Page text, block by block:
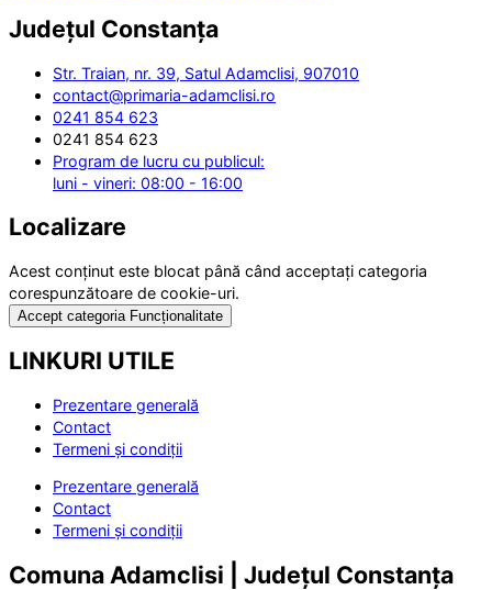
Județul Constanța
Str. Traian, nr. 39, Satul Adamclisi, 907010
contact@primaria-adamclisi.ro
0241 854 623
0241 854 623
Program de lucru cu publicul:
luni - vineri: 08:00 - 16:00
Localizare
Acest conținut este blocat până când acceptați categoria
corespunzătoare de cookie-uri.
Accept categoria Funcționalitate
LINKURI UTILE
Prezentare generală
Contact
Termeni și condiții
Prezentare generală
Contact
Termeni și condiții
Comuna Adamclisi | Județul Constanța